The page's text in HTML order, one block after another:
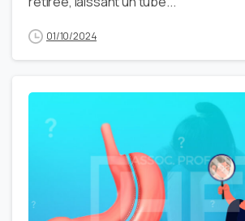
01/10/2024